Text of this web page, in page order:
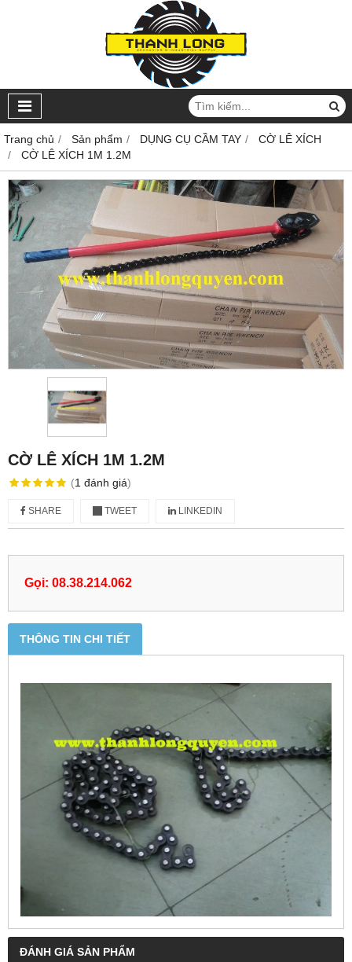
Trang chủ Sản phẩm DỤNG CỤ CẦM TAY
CỜ LÊ XÍCH
CỜ LÊ XÍCH 1M 1.2M
CỜ LÊ XÍCH 1M 1.2M
(1 đánh giá)
SHARE TWEET LINKEDIN
Gọi: 08.38.214.062
THÔNG TIN CHI TIẾT
ĐÁNH GIÁ SẢN PHẨM